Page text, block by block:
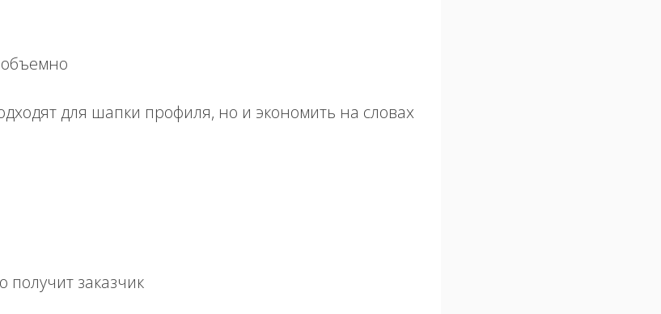
для шапки профиля, но и экономить на словах
получит заказчик